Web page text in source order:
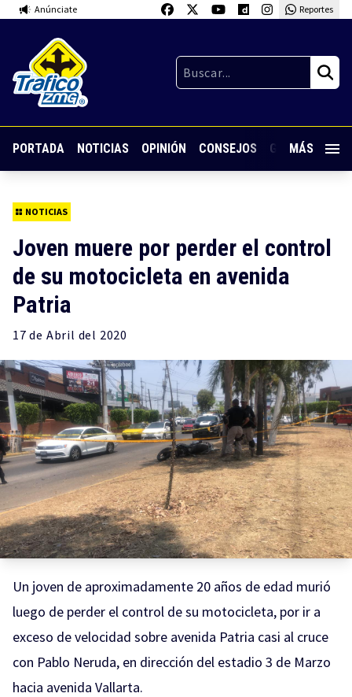
Anúnciate Reportes
PORTADA NOTICIAS OPINIÓN CONSEJOS GUARDIA
MÁS
NOTICIAS
Joven muere por perder el control
de su motocicleta en avenida
Patria
17 de Abril del 2020
Un joven de aproximadamente 20 años de edad murió
luego de perder el control de su motocicleta, por ir a
exceso de velocidad sobre avenida Patria casi al cruce
con Pablo Neruda, en dirección del estadio 3 de Marzo
hacia avenida Vallarta.